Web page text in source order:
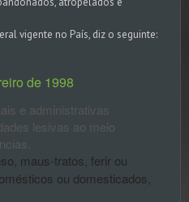
vigente no País, diz o seguinte:
de 1998
e administrativas
lesivas ao meio
maus-tratos, ferir ou
ou domesticados,